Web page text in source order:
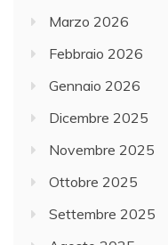
Marzo 2026
Febbraio 2026
Gennaio 2026
Dicembre 2025
Novembre 2025
Ottobre 2025
Settembre 2025